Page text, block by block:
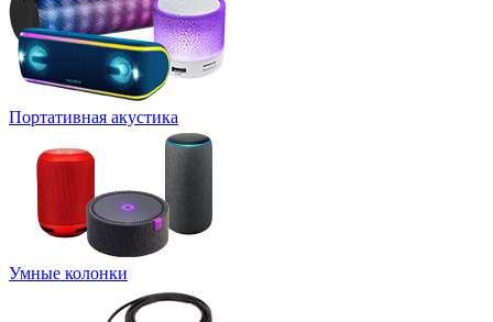
Портативная акустика
Умные колонки